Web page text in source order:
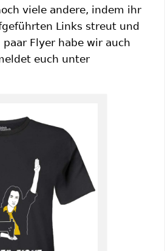
viele andere, indem ihr
Links streut und
Flyer habe wir auch
euch unter